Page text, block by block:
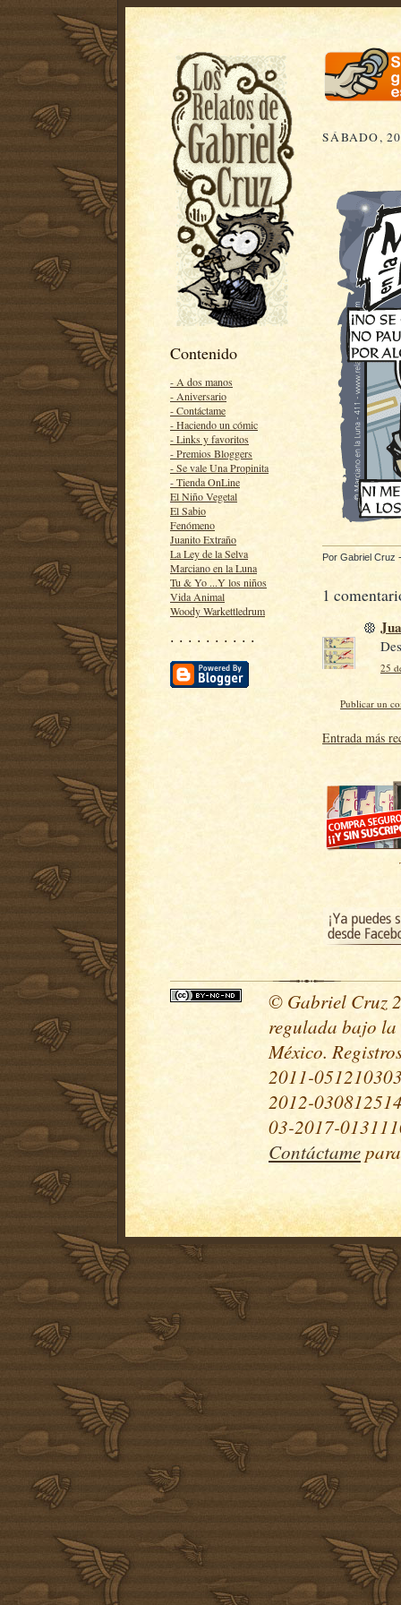
Contenido
- A dos manos
- Aniversario
- Contáctame
- Haciendo un cómic
- Links y favoritos
- Premios Bloggers
- Se vale Una Propinita
- Tienda OnLine
El Niño Vegetal
El Sabio
Fenómeno
Juanito Extraño
La Ley de la Selva
Marciano en la Luna
Tu & Yo ...Y los niños
Vida Animal
Woody Warkettledrum
· · · · · · · · · ·
SÁBADO,
Por Gabriel Cruz
1
25
Publicar un
Entrada más
© Gabriel Cruz
regulada bajo la
México.
2011-
2012-
03-2017-
Contáctame